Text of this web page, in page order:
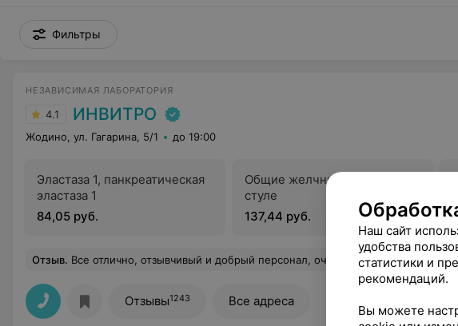
Фильтры
НЕЗАВИСИМАЯ ЛАБОРАТОРИЯ
4.1 ИНВИТРО
Жодино, ул. Гагарина, 5/1 до 19:00
Эластаза 1, панкреатическая
эластаза 1
84,05 руб.
Общие желчные кислоты в
стуле
137,44 руб.
Отзыв. Все отлично, отзывчивый и добрый персонал, очень спокойная обстановка, результаты анализов приходят очень быстро и смс оповещение работает. Очень
Отзывы1243 Все адреса
Наш сайт
удобства
статистики и
рекомендаций.
Вы можете